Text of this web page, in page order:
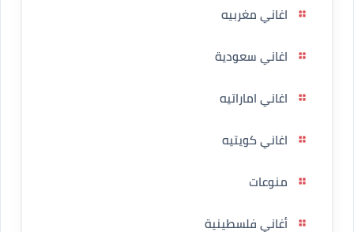
اغاني مغربيه
اغاني سعودية
اغاني اماراتيه
اغاني كويتيه
منوعات
أغاني فلسطينية